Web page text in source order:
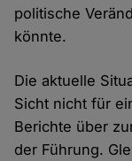
politische
könnte.
Die aktuelle
Sicht nicht für
Berichte über
der Führung.